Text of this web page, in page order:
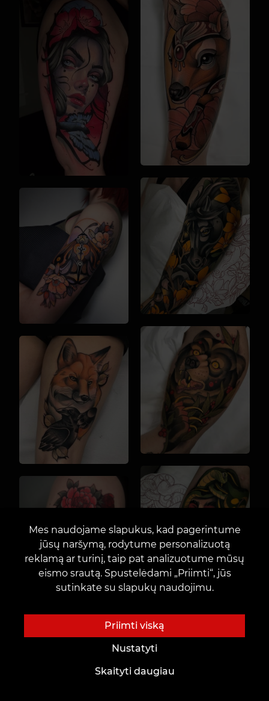
Mes naudojame slapukus, kad pagerintume
jūsų naršymą, rodytume personalizuotą
reklamą ar turinį, taip pat analizuotume mūsų
eismo srautą. Spustelėdami „Priimti“, jūs
sutinkate su slapukų naudojimu.
Priimti viską
Nustatyti
Skaityti daugiau